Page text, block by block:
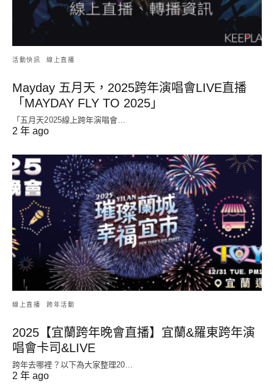
活動快訊 線上直播
Mayday 五月天，2025跨年演唱會LIVE直播
「MAYDAY FLY TO 2025」
「五月天2025線上跨年演唱會...
2 年 ago
線上直播 跨年活動
2025【宜蘭跨年晚會直播】宜蘭&羅東跨年演
唱會卡司&LIVE
跨年去哪裡？以下為大家整理20...
2 年 ago